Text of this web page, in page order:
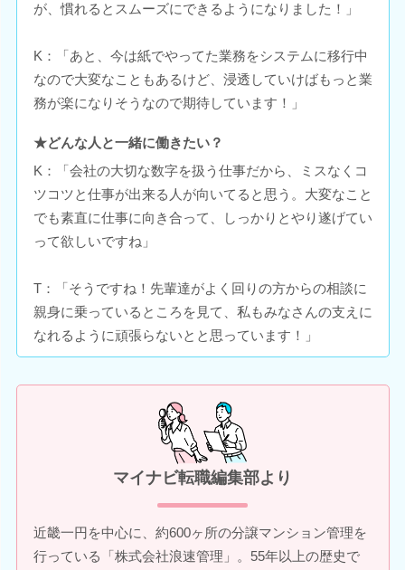
が、慣れるとスムーズにできるようになりました！」
K：「あと、今は紙でやってた業務をシステムに移行中
なので大変なこともあるけど、浸透していけばもっと業
務が楽になりそうなので期待しています！」
★どんな人と一緒に働きたい？
K：「会社の大切な数字を扱う仕事だから、ミスなくコ
ツコツと仕事が出来る人が向いてると思う。大変なこと
でも素直に仕事に向き合って、しっかりとやり遂げてい
って欲しいですね」
T：「そうですね！先輩達がよく回りの方からの相談に
親身に乗っているところを見て、私もみなさんの支えに
なれるように頑張らないとと思っています！」
マイナビ転職編集部より
近畿一円を中心に、約600ヶ所の分譲マンション管理を
行っている「株式会社浪速管理」。55年以上の歴史で